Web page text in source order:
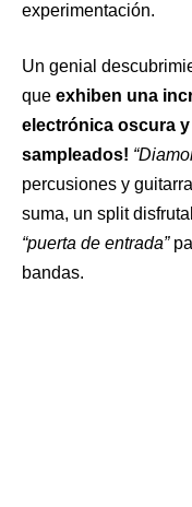
experimentación.
Un genial
que exhiben una
electrónica oscura
sampleados!
percusiones y
suma, un split
“puerta de entrada”
bandas.